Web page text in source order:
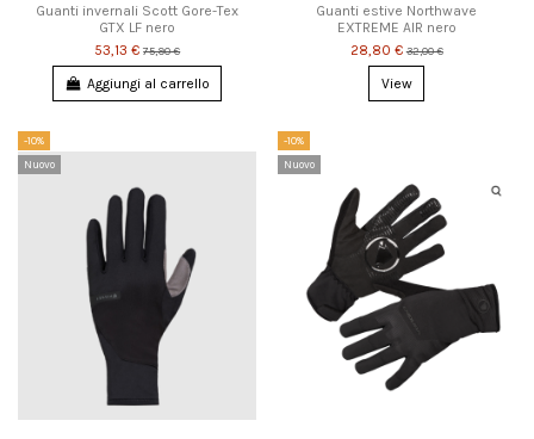
Guanti invernali Scott Gore-Tex
GTX LF nero
53,13 € 75,90 €
Aggiungi al carrello
Guanti estive Northwave
EXTREME AIR nero
28,80 € 32,00 €
View
-10%
Nuovo
-10%
Nuovo